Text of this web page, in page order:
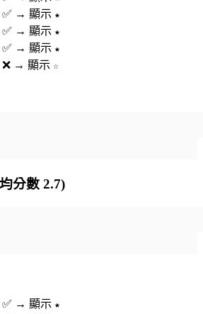
✅ → 顯示 ★
✅ → 顯示 ★
✅ → 顯示 ★
❌ → 顯示 ☆
分數 2.7)
✅ → 顯示 ★